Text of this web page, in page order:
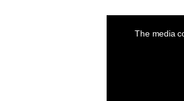
The media